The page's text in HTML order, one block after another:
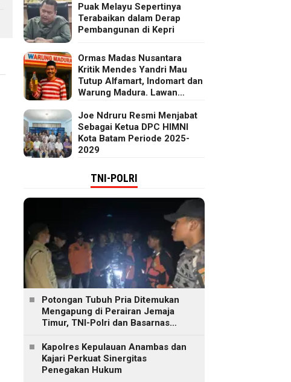
Puak Melayu Sepertinya
Terabaikan dalam Derap
Pembangunan di Kepri
Ormas Madas Nusantara
Kritik Mendes Yandri Mau
Tutup Alfamart, Indomart dan
Warung Madura. Lawan
Joe Ndruru Resmi Menjabat
Sebagai Ketua DPC HIMNI
Kota Batam Periode 2025-
2029
TNI-POLRI
Potongan Tubuh Pria Ditemukan
Mengapung di Perairan Jemaja
Timur, TNI-Polri dan Basarnas
Kapolres Kepulauan Anambas dan
Kajari Perkuat Sinergitas
Penegakan Hukum